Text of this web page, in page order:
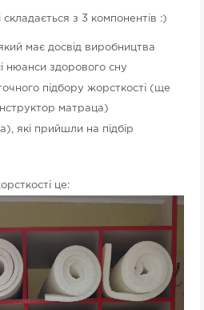
складається з 3 компонентів :)
має досвід виробництва
нюанси здорового сну
підбору жорсткості (ще
матраца)
які прийшли на підбір
це: